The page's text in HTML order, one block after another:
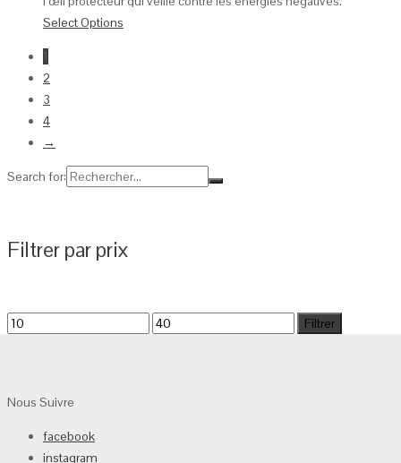
Select Options
1
2
3
4
→
Search for:
Filtrer par prix
Filtrer
Nous Suivre
facebook
instagram